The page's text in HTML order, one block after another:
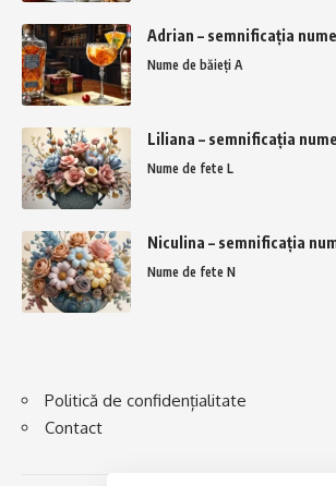
Adrian – semnificația
Nume de băieți A
Liliana – semnificația
Nume de fete L
Niculina – semnificația
Nume de fete N
Politică de confidențialitate
Contact